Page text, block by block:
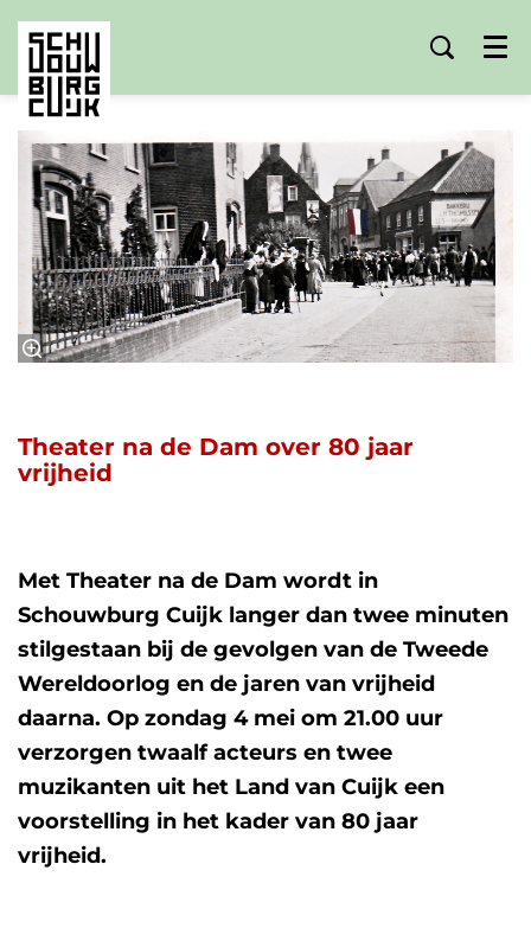
Menu
Theater na de Dam over 80 jaar
vrijheid
Met Theater na de Dam wordt in
Schouwburg Cuijk langer dan twee minuten
stilgestaan bij de gevolgen van de Tweede
Wereldoorlog en de jaren van vrijheid
daarna. Op zondag 4 mei om 21.00 uur
verzorgen twaalf acteurs en twee
muzikanten uit het Land van Cuijk een
voorstelling in het kader van 80 jaar
vrijheid.